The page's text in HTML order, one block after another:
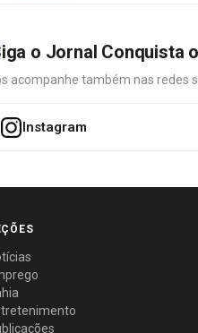
o Jornal Conquista
acompanhe também nas redes
Instagram